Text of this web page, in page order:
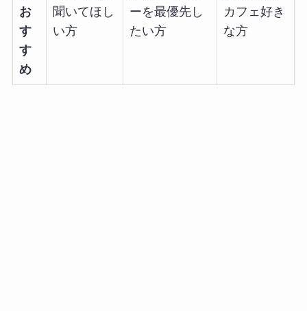
お
す
す
め
聞いてほし
い方
ーを最優先し
たい方
カフェ好き
な方